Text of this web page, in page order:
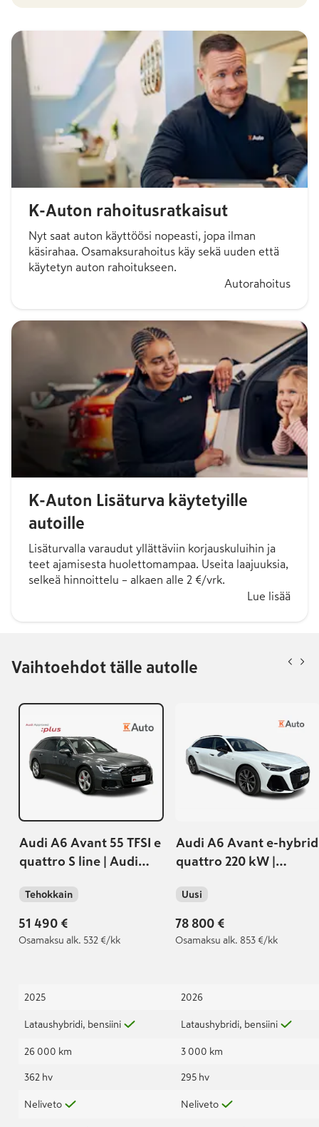
K-Auton rahoitusratkaisut
Nyt saat auton käyttöösi nopeasti, jopa ilman
käsirahaa. Osamaksurahoitus käy sekä uuden että
käytetyn auton rahoitukseen.
Autorahoitus
K-Auton Lisäturva käytetyille
autoille
Lisäturvalla varaudut yllättäviin korjauskuluihin ja
teet ajamisesta huolettomampaa. Useita laajuuksia,
selkeä hinnoittelu – alkaen alle 2 €/vrk.
Lue lisää
Vaihtoehdot tälle autolle
Audi A6 Avant 55 TFSI e
quattro S line | Audi
100 000km | Audi
Approved :plus 36kk |
Tehokkain
51 490 €
Osamaksu alk. 532 €/kk
2025
Lataushybridi, bensiini
26 000 km
362 hv
Neliveto
Audi A6 Avant e-hybrid
quattro 220 kW |
ilmajousitus |
Vetokoukku | Musta
optiikka |
Uusi
78 800 €
Osamaksu alk. 853 €/kk
2026
Lataushybridi, bensiini
3 000 km
295 hv
Neliveto